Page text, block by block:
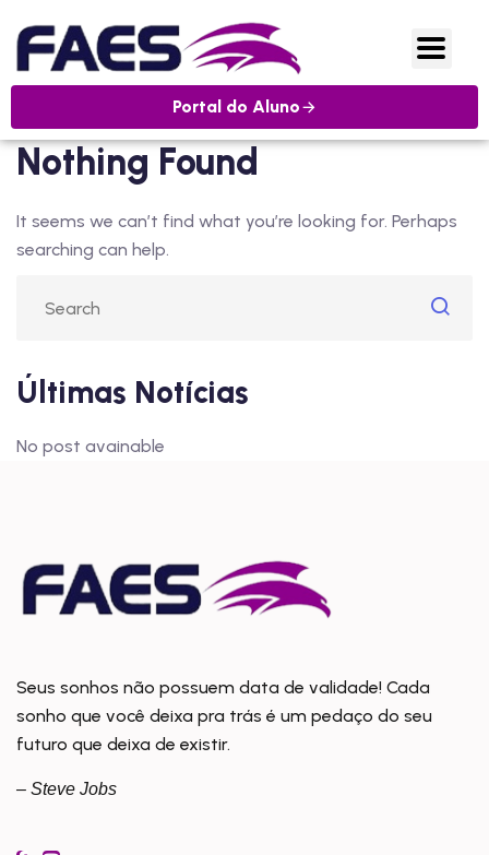
Portal do Aluno
Nothing Found
It seems we can’t find what you’re looking for. Perhaps
searching can help.
Últimas Notícias
No post avainable
Seus sonhos não possuem data de validade! Cada
sonho que você deixa pra trás é um pedaço do seu
futuro que deixa de existir.
– Steve Jobs